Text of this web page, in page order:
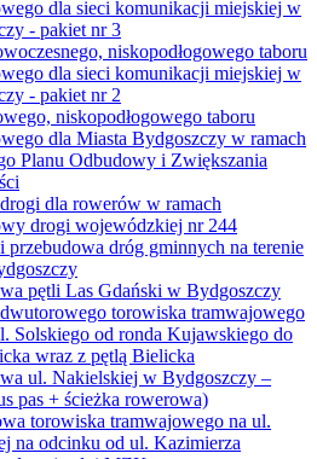
dla sieci komunikacji miejskiej w
- pakiet nr 3
niskopodłogowego taboru
dla sieci komunikacji miejskiej w
- pakiet nr 2
niskopodłogowego taboru
dla Miasta Bydgoszczy w ramach
Planu Odbudowy i Zwiększania
dla rowerów w ramach
drogi wojewódzkiej nr 244
przebudowa dróg gminnych na terenie
pętli Las Gdański w Bydgoszczy
torowiska tramwajowego
Solskiego od ronda Kujawskiego do
wraz z pętlą Bielicka
ul. Nakielskiej w Bydgoszczy –
pas + ścieżka rowerowa)
torowiska tramwajowego na ul.
na odcinku od ul. Kazimierza